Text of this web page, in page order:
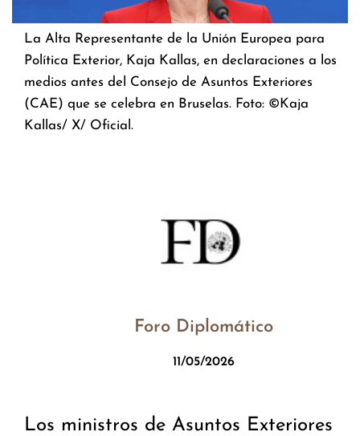
La Alta Representante de la Unión Europea para
Política Exterior, Kaja Kallas, en declaraciones a los
medios antes del Consejo de Asuntos Exteriores
(CAE) que se celebra en Bruselas. Foto: ©Kaja
Kallas/ X/ Oficial.
Foro Diplomático
11/05/2026
Los ministros de Asuntos Exteriores